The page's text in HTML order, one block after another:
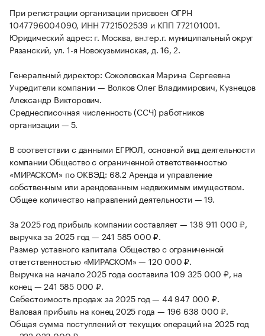
При регистрации организации присвоен ОГРН
1047796004090, ИНН 7721502539 и КПП 772101001.
Юридический адрес: г. Москва, вн.тер.г. муниципальный округ
Рязанский, ул. 1-я Новокузьминская, д. 16, 2.
Генеральный директор: Соколовская Марина Сергеевна
Учредители компании — Волков Олег Владимирович, Кузнецов
Александр Викторович.
Среднесписочная численность (ССЧ) работников
организации — 5.
В соответствии с данными ЕГРЮЛ, основной вид деятельности
компании Общество с ограниченной ответственностью
«МИРАСКОМ» по ОКВЭД: 68.2 Аренда и управление
собственным или арендованным недвижимым имуществом.
Общее количество направлений деятельности — 19.
За 2025 год прибыль компании составляет — 138 911 000 ₽,
выручка за 2025 год — 241 585 000 ₽.
Размер уставного капитала Общество с ограниченной
ответственностью «МИРАСКОМ» — 120 000 ₽.
Выручка на начало 2025 года составила 109 325 000 ₽, на
конец — 241 585 000 ₽.
Себестоимость продаж за 2025 год — 44 947 000 ₽.
Валовая прибыль на конец 2025 года — 196 638 000 ₽.
Общая сумма поступлений от текущих операций на 2025 год